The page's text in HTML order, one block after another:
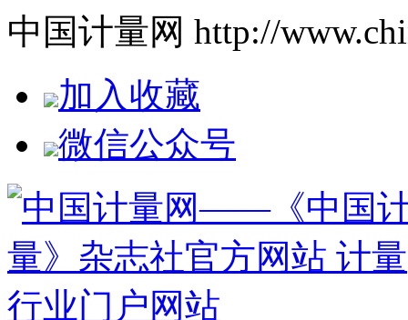
中国计量网 http://
加入收藏
微信公众号